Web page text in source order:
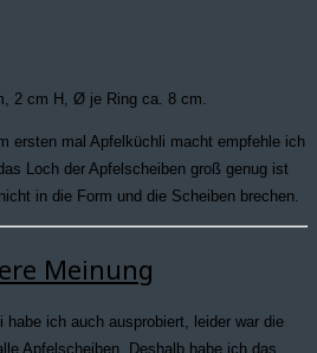
2 cm H, Ø je Ring ca. 8 cm.
ersten mal Apfelküchli macht empfehle ich
Loch der Apfelscheiben groß genug ist
in die Form und die Scheiben brechen.
Meinung
habe ich auch ausprobiert, leider war die
Apfelscheiben. Deshalb habe ich das